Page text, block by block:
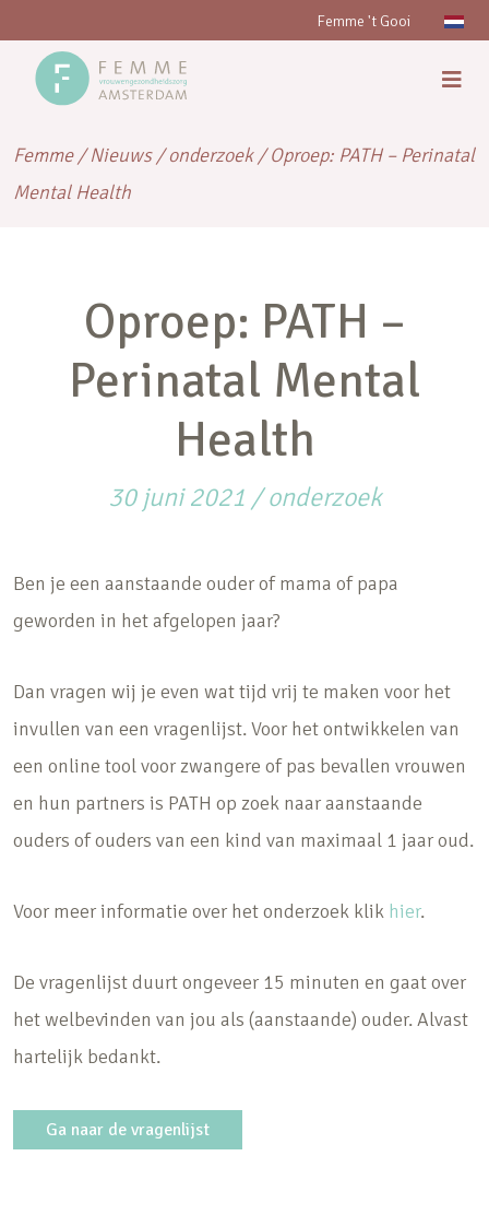
Femme 't Gooi
Femme/Nieuws/onderzoek/Oproep: PATH – Perinatal
Mental Health
Oproep: PATH –
Perinatal Mental
Health
30 juni 2021 / onderzoek
Ben je een aanstaande ouder of mama of papa
geworden in het afgelopen jaar?
Dan vragen wij je even wat tijd vrij te maken voor het
invullen van een vragenlijst. Voor het ontwikkelen van
een online tool voor zwangere of pas bevallen vrouwen
en hun partners is PATH op zoek naar aanstaande
ouders of ouders van een kind van maximaal 1 jaar oud.
Voor meer informatie over het onderzoek klik hier.
De vragenlijst duurt ongeveer 15 minuten en gaat over
het welbevinden van jou als (aanstaande) ouder. Alvast
hartelijk bedankt.
Ga naar de vragenlijst